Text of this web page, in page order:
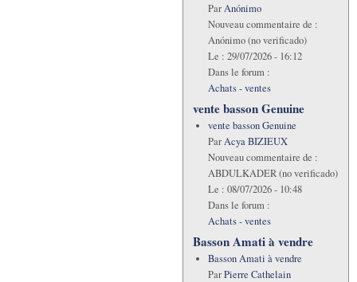
ParAnónimo
Nouveau commentaire de :
Anónimo (no verificado)
Le : 29/07/2026 - 16:12
Dans le forum :
Achats - ventes
vente basson Genuine
vente basson Genuine
ParAcya BIZIEUX
Nouveau commentaire de :
ABDULKADER (no verificado)
Le : 08/07/2026 - 10:48
Dans le forum :
Achats - ventes
Basson Amati à vendre
Basson Amati à vendre
ParPierre Cathelain